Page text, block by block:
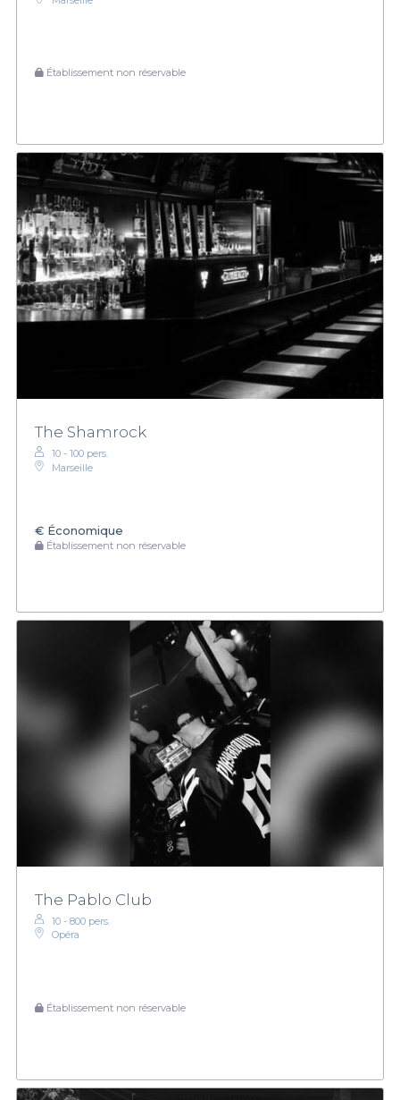
Établissement non réservable
The Shamrock
10 - 100 pers.
Marseille
€ Économique
Établissement non réservable
The Pablo Club
10 - 800 pers.
Opéra
Établissement non réservable